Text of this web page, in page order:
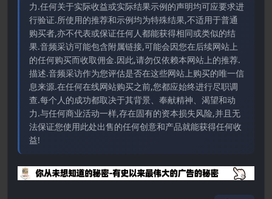
力.任何关于实际收益或实际结果示例的声明均可应要求进
行验证.所使用的推荐和示例均为特殊结果,不适用于普通
购买者,亦不代表或保证任何人都能获得相同或类似的结
果.音频采访可能包含附属链接,可能会因您在后续网站上
的任何购买而收取佣金.因此,请勿仅依赖本网站上的推荐.
描述.音频采访作为您评估是否在这些网站上购买的唯一信
息来源.在任何在线网站购买之前,您都应始终进行尽职调
查.每个人的成功都取决于其背景、奉献精神、渴望和动
力.与任何商业活动一样,存在固有的资本损失风险,并且无
法保证您使用此处出售的任何创意和产品就能获得任何收
益!